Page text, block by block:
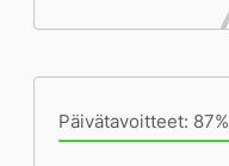
Päivätavoitteet: 87%